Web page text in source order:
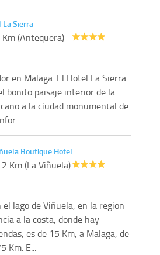
La Sierra
(Antequera)
en Malaga. El Hotel La Sierra
bonito paisaje interior de la
a la ciudad monumental de
Boutique Hotel
Km (La Viñuela)
lago de Viñuela, en la region
a la costa, donde hay
es de 15 Km, a Malaga, de
Km. E...